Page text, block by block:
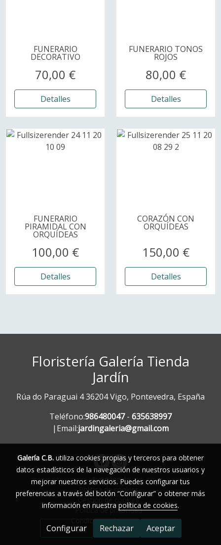
FUNERARIO
DECORATIVO
70,00 €
Detalles
FUNERARIO TONOS
ROJOS
80,00 €
Detalles
FUNERARIO
PIRAMIDAL CON
ORQUÍDEAS
100,00 €
Detalles
CORAZÓN CON
ORQUÍDEAS
150,00 €
Detalles
Floristería Galería Tienda
Jardín
Rúa do Paraguai 4 36204 Vigo, Pontevedra, España
Teléfono:986480047- 635638997
|Email:jardingaleria@gmail.com
Aviso legal
Política de cookies
Gestión de cookies
Política de privacidad
Condiciones de compra
Galería C.B. utiliza cookies propias y terceros para obtener
datos estadísticos de la navegación de nuestros usuarios y
mejorar nuestros servicios. Puedes configurar tus
preferencias a través del botón “Configurar” o obtener más
información en nuestra política de cookies.
Configurar Rechazar Aceptar